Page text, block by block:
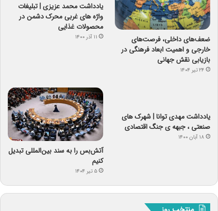
ضعف‌های داخلی، فرصت‌های
خارجی و اهمیت ابعاد فرهنگی در
بازیابی نقش جهانی
۲۴ تیر ۱۴۰۴
یادداشت محمد عزیزی | تبلیغات
واژه های غربی محرک دشمن در
محصولات غذایی
۱۱ آذر ۱۴۰۰
یادداشت مهدی توانا | شهرک های
صنعتی ، جبهه ی جنگ اقتصادی
۱۸ آبان ۱۴۰۰
آتش‌بس را به سند بین‌المللی تبدیل
کنیم
۵ تیر ۱۴۰۴